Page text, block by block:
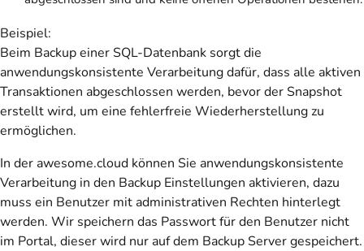
Beispiel:
Beim Backup einer SQL-Datenbank sorgt die
anwendungskonsistente Verarbeitung dafür, dass alle aktiven
Transaktionen abgeschlossen werden, bevor der Snapshot
erstellt wird, um eine fehlerfreie Wiederherstellung zu
ermöglichen.
In der awesome.cloud können Sie anwendungskonsistente
Verarbeitung in den Backup Einstellungen aktivieren, dazu
muss ein Benutzer mit administrativen Rechten hinterlegt
werden. Wir speichern das Passwort für den Benutzer nicht
im Portal, dieser wird nur auf dem Backup Server gespeichert.